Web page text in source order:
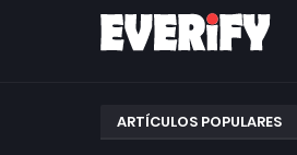
ARTÍCULOS POPULARES